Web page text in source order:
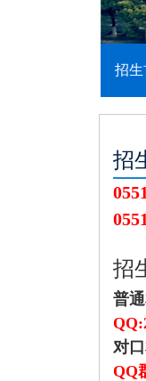
招生
招
招
普
对
QQ